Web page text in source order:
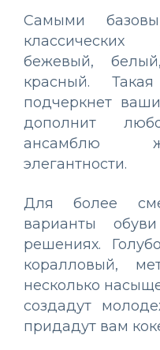
Самыми
бежевый,
красный.
подчеркнет
дополнит
ансамблю
элегантности.
Для более
варианты
решениях.
коралловый,
несколько
создадут
придадут вам